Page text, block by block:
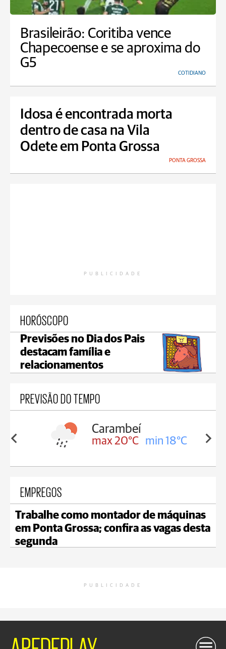
Brasileirão: Coritiba vence
Chapecoense e se aproxima do
G5
COTIDIANO
Idosa é encontrada morta
dentro de casa na Vila
Odete em Ponta Grossa
PONTA GROSSA
PUBLICIDADE
HORÓSCOPO
Previsões no Dia dos Pais
destacam família e
relacionamentos
PREVISÃO DO TEMPO
18°C
Carambeí
max 20°C min 18°C
EMPREGOS
Trabalhe como montador de máquinas
em Ponta Grossa; confira as vagas desta
segunda
PUBLICIDADE